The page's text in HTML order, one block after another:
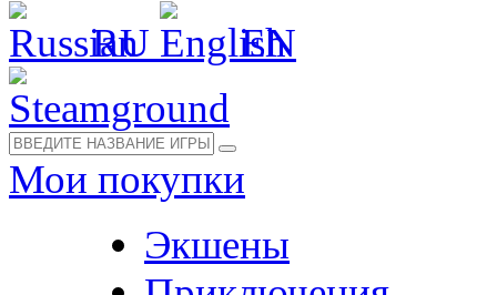
RU
EN
Мои покупки
Экшены